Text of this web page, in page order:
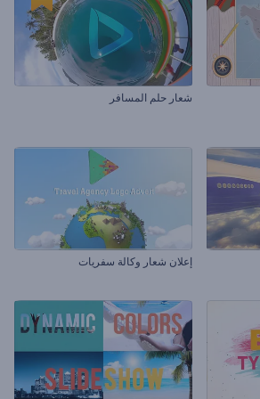
شعار حلم المسافر
إعلان شعار وكالة سفريات